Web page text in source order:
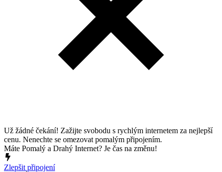
Už žádné čekání! Zažijte svobodu s rychlým internetem za nejlepší
cenu. Nenechte se omezovat pomalým připojením.
Máte Pomalý a Drahý Internet? Je čas na změnu!
Zlepšit připojení